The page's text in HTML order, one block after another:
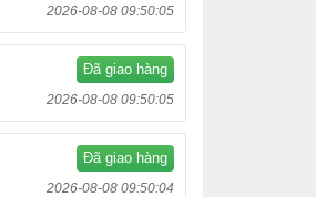
2026-08-08 09:50:05
Đã giao hàng
2026-08-08 09:50:05
Đã giao hàng
2026-08-08 09:50:04